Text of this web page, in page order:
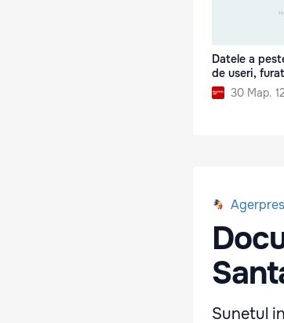
Datele a
de useri,
30 Мар.
Agerpres
Sunetul